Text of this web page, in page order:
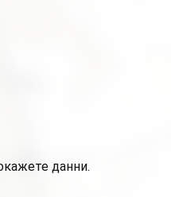
данни.